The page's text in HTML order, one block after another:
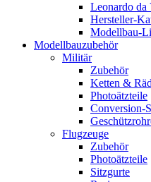
Leonardo
Hersteller-
Modellbau-
Modellbauzubehör
Militär
Zubehör
Ketten &
Photoätzteile
Conversion-
Flugzeuge
Zubehör
Photoätzteile
Sitzgurte